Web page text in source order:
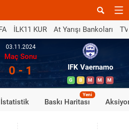
İLK11 KUR At Yarışı Bankoları
03.11.2024
Maç Sonu
0 - 1 IFK Vaernamo
G B M M M
İstatistik Baskı Haritası
Yeni